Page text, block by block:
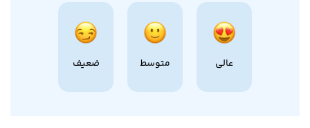
عالی متوسط ضعیف